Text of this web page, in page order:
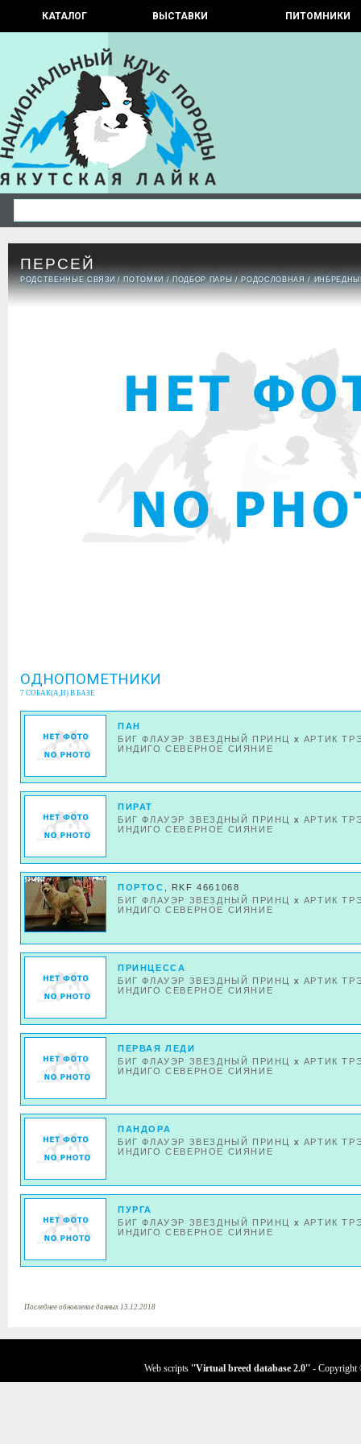
КАТАЛОГ ВЫСТАВКИ ПИТОМНИКИ
ПЕРСЕЙ
РОДСТВЕННЫЕ СВЯЗИ /ПОТОМКИ /ПОДБОР ПАРЫ /РОДОСЛОВНАЯ /
ОДНОПОМЕТНИКИ
7 СОБАК(А,И) В БАЗЕ
ПАН
БИГ ФЛАУЭР ЗВЕЗДНЫЙ ПРИНЦ
x АРТИК
ИНДИГО СЕВЕРНОЕ СИЯНИЕ
ПИРАТ
БИГ ФЛАУЭР ЗВЕЗДНЫЙ ПРИНЦ
x АРТИК
ИНДИГО СЕВЕРНОЕ СИЯНИЕ
ПОРТОС
, RKF 4661068
БИГ ФЛАУЭР ЗВЕЗДНЫЙ ПРИНЦ
x АРТИК
ИНДИГО СЕВЕРНОЕ СИЯНИЕ
ПРИНЦЕССА
БИГ ФЛАУЭР ЗВЕЗДНЫЙ ПРИНЦ
x АРТИК
ИНДИГО СЕВЕРНОЕ СИЯНИЕ
ПЕРВАЯ ЛЕДИ
БИГ ФЛАУЭР ЗВЕЗДНЫЙ ПРИНЦ
x АРТИК
ИНДИГО СЕВЕРНОЕ СИЯНИЕ
ПАНДОРА
БИГ ФЛАУЭР ЗВЕЗДНЫЙ ПРИНЦ
x АРТИК
ИНДИГО СЕВЕРНОЕ СИЯНИЕ
ПУРГА
БИГ ФЛАУЭР ЗВЕЗДНЫЙ ПРИНЦ
x АРТИК
ИНДИГО СЕВЕРНОЕ СИЯНИЕ
Последнее обновление данных 13.12.2018
Web scripts ''Virtual breed database 2.0'' - Copyright